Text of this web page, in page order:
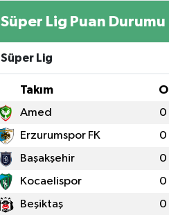
Süper Lig Puan Durumu
Süper Lig
Takım O
Amed 0
Erzurumspor FK 0
Başakşehir 0
Kocaelispor 0
Beşiktaş 0